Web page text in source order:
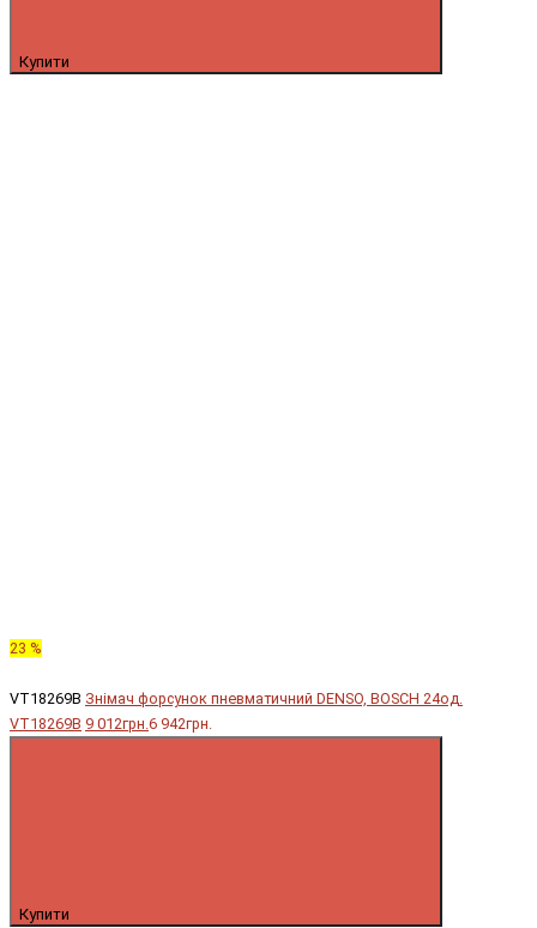
Купити
23 %
VT18269B Знімач форсунок пневматичний DENSO, BOSCH 24од.
VT18269B 9 012грн.6 942грн.
Купити